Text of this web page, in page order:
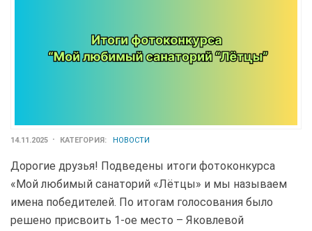
14.11.2025 КАТЕГОРИЯ: НОВОСТИ
Дорогие друзья! Подведены итоги фотоконкурса
«Мой любимый санаторий «Лётцы» и мы называем
имена победителей. По итогам голосования было
решено присвоить 1-ое место – Яковлевой